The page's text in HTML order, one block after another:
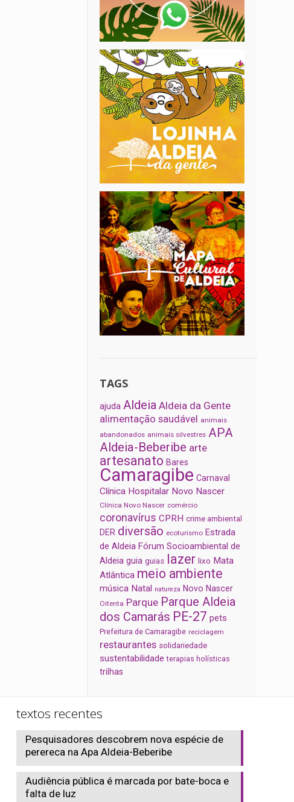
TAGS
ajuda Aldeia Aldeia da Gente
alimentação saudável animais
abandonados animais silvestres APA
Aldeia-Beberibe arte
artesanato Bares
Camaragibe Carnaval
Clínica Hospitalar Novo Nascer
Clínica Novo Nascer comércio
coronavírus CPRH crime ambiental
DER diversão ecoturismo Estrada
de Aldeia Fórum Socioambiental de
Aldeia guia guias lazer lixo Mata
Atlântica meio ambiente
música Natal natureza Novo Nascer
Oitenta Parque Parque Aldeia
dos Camarás PE-27 pets
Prefeitura de Camaragibe reciclagem
restaurantes solidariedade
sustentabilidade terapias holísticas
trilhas
textos recentes
Pesquisadores descobrem nova espécie de
perereca na Apa Aldeia-Beberibe
Audiência pública é marcada por bate-boca e
falta de luz